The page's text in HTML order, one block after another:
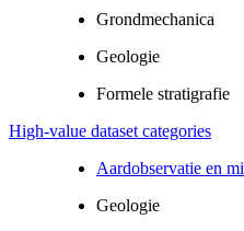
Grondmechanica
Geologie
Formele stratigrafie
High-value dataset categories
Aardobservatie en
Geologie